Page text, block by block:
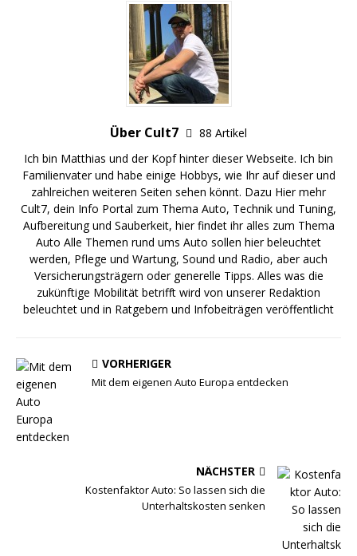
Über Cult7
88 Artikel
Ich bin Matthias und der Kopf hinter dieser Webseite. Ich bin
Familienvater und habe einige Hobbys, wie Ihr auf dieser und
zahlreichen weiteren Seiten sehen könnt. Dazu Hiermehr
Cult7, dein Info Portal zum Thema Auto, Technik und Tuning,
Aufbereitung und Sauberkeit, hier findet ihr alles zum Thema
Auto Alle Themen rund ums Auto sollen hier beleuchtet
werden, Pflege und Wartung, Sound und Radio, aber auch
Versicherungsträgern oder generelle Tipps. Alles was die
zukünftige Mobilität betrifft wird von unserer Redaktion
beleuchtet und in Ratgebern und Infobeiträgen veröffentlicht
VORHERIGER
Mit dem eigenen Auto Europa entdecken
NÄCHSTER
Kostenfaktor Auto: So lassen sich die
Unterhaltskosten senken